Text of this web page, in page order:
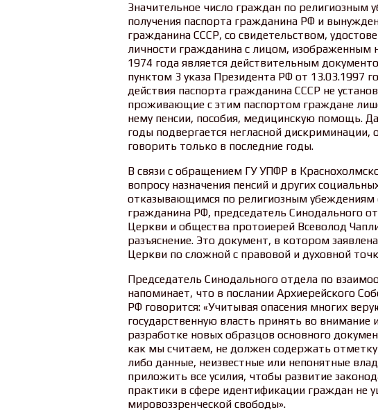
Значительное число граждан по религиозным
получения паспорта гражданина РФ и
гражданина СССР, со свидетельством,
личности гражданина с лицом, изображенным
1974 года является действительным
пунктом 3 указа Президента РФ от 13.03.1997
действия паспорта гражданина СССР не
проживающие с этим паспортом граждане
нему пенсии, пособия, медицинскую помощь.
годы подвергается негласной дискриминации,
говорить только в последние годы.
В связи с обращением ГУ УПФР в
вопросу назначения пенсий и других
отказывающимся по религиозным убеждениям
гражданина РФ, председатель Синодального
Церкви и общества протоиерей Всеволод
разъяснение. Это документ, в котором
Церкви по сложной с правовой и духовной
Председатель Синодального отдела по
напоминает, что в послании Архиерейского
РФ говорится: «Учитывая опасения многих
государственную власть принять во внимание
разработке новых образцов основного
как мы считаем, не должен содержать
либо данные, неизвестные или непонятные
приложить все усилия, чтобы развитие
практики в сфере идентификации граждан не
мировоззренческой свободы».